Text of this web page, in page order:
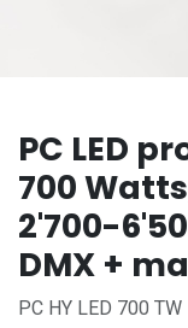
PC LED
700
2'700-
DMX +
PC HY LED 700 TW